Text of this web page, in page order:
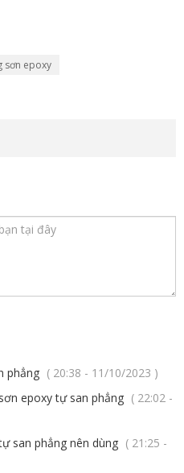
sơn epoxy
phẳng ( 20:38 - 11/10/2023 )
epoxy tự san phẳng ( 22:02 -
san phẳng nên dùng ( 21:25 -